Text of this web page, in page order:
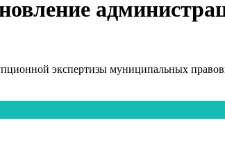
экспертизы муниципальных